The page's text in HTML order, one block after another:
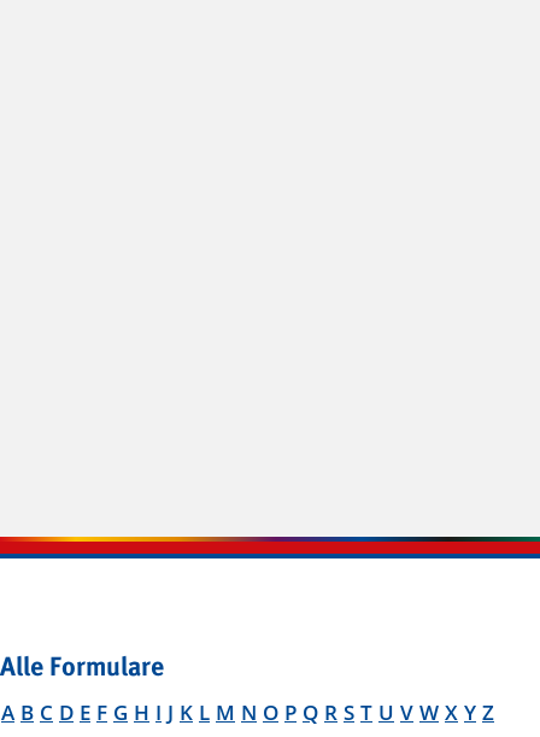
Alle Formulare
A B C D E F G H I J K L M N O P Q R S T U V W X Y Z